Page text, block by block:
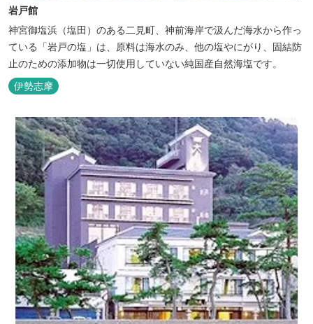
岩戸館
神宮御塩浜（塩田）のある二見町、神前海岸で汲んだ海水から作っ
ている「岩戸の塩」は、原料は海水のみ、他の塩やにがり、固結防
止のための添加物は一切使用していない純国産自然海塩です。
伊勢志摩